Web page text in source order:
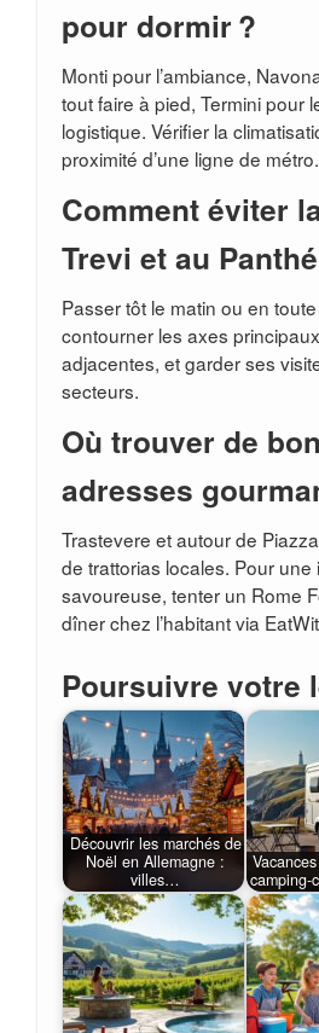
pour dormir ?
Monti pour l’ambiance,
tout faire à pied, Termini pour
logistique. Vérifier la
proximité d’une ligne de métro.
Comment éviter
Trevi et au
Passer tôt le matin ou en
contourner les axes
adjacentes, et garder ses
secteurs.
Où trouver de
adresses
Trastevere et autour de
de trattorias locales. Pour une
savoureuse, tenter un Rome
dîner chez l’habitant via
Poursuivre votre
Découvrir les marchés de
Noël en Allemagne :
villes…